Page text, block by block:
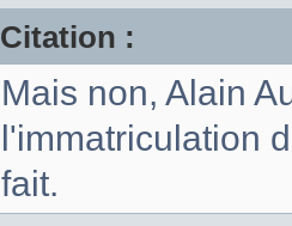
Citation :
Mais non, Alain
l'immatriculation
fait.